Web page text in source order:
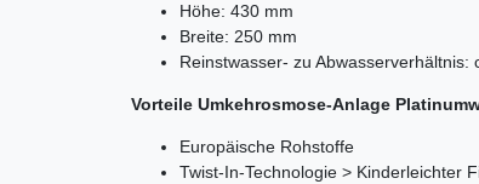
Höhe: 430 mm
Breite: 250 mm
Reinstwasser- zu
Vorteile Umkehrosmose-Anlage
Europäische Rohstoffe
Twist-In-Technologie > Kinderleichter